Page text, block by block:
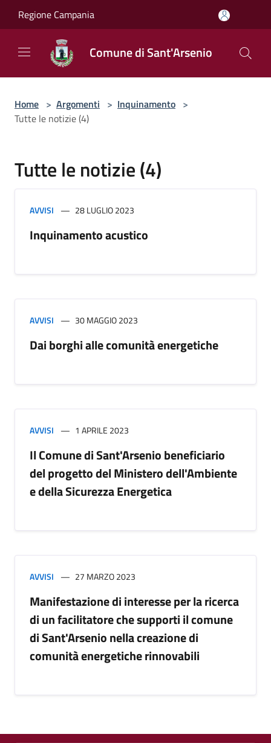
Regione Campania
Comune di Sant'Arsenio
Home > Argomenti > Inquinamento >
Tutte le notizie (4)
Tutte le notizie (4)
AVVISI 28 LUGLIO 2023
Inquinamento acustico
AVVISI 30 MAGGIO 2023
Dai borghi alle comunità energetiche
AVVISI 1 APRILE 2023
Il Comune di Sant'Arsenio beneficiario
del progetto del Ministero dell'Ambiente
e della Sicurezza Energetica
AVVISI 27 MARZO 2023
Manifestazione di interesse per la ricerca
di un facilitatore che supporti il comune
di Sant'Arsenio nella creazione di
comunità energetiche rinnovabili